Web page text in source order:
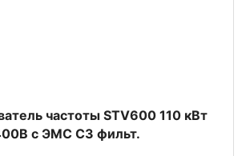
частоты STV600 110 кВт
с ЭМС C3 фильт.